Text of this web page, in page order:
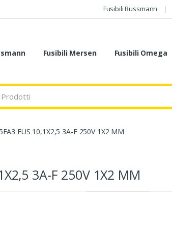
Fusibili Bussmann
Fusibili Mersen Fusibili Omega
FUS 10,1X2,5 3A-F 250V 1X2 MM
3A-F 250V 1X2 MM